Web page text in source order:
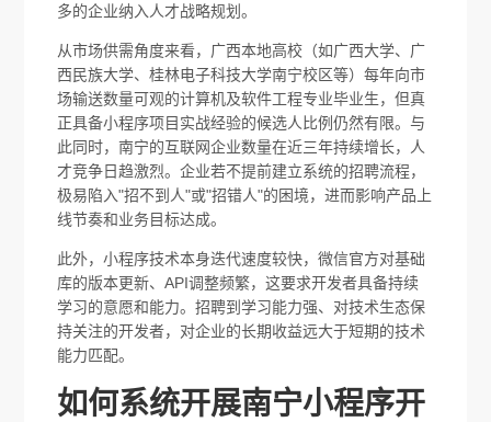
多的企业纳入人才战略规划。
从市场供需角度来看，广西本地高校（如广西大学、广
西民族大学、桂林电子科技大学南宁校区等）每年向市
场输送数量可观的计算机及软件工程专业毕业生，但真
正具备小程序项目实战经验的候选人比例仍然有限。与
此同时，南宁的互联网企业数量在近三年持续增长，人
才竞争日趋激烈。企业若不提前建立系统的招聘流程，
极易陷入"招不到人"或"招错人"的困境，进而影响产品上
线节奏和业务目标达成。
此外，小程序技术本身迭代速度较快，微信官方对基础
库的版本更新、API调整频繁，这要求开发者具备持续
学习的意愿和能力。招聘到学习能力强、对技术生态保
持关注的开发者，对企业的长期收益远大于短期的技术
能力匹配。
如何系统开展南宁小程序开